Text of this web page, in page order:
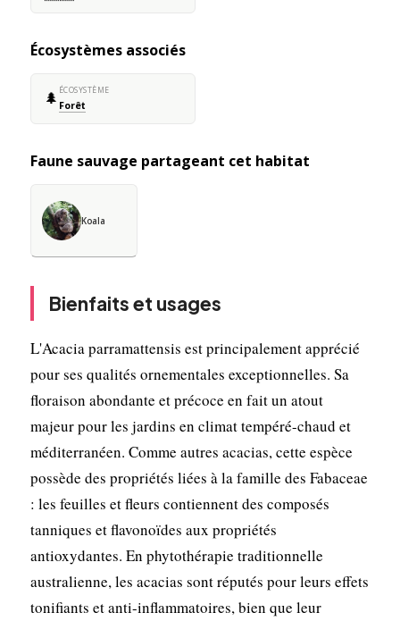
Écosystèmes associés
🌲 ÉCOSYSTÈME
Forêt
Faune sauvage partageant cet habitat
Koala
Bienfaits et usages
L'Acacia parramattensis est principalement apprécié
pour ses qualités ornementales exceptionnelles. Sa
floraison abondante et précoce en fait un atout
majeur pour les jardins en climat tempéré-chaud et
méditerranéen. Comme autres acacias, cette espèce
possède des propriétés liées à la famille des Fabaceae
: les feuilles et fleurs contiennent des composés
tanniques et flavonoïdes aux propriétés
antioxydantes. En phytothérapie traditionnelle
australienne, les acacias sont réputés pour leurs effets
tonifiants et anti-inflammatoires, bien que leur